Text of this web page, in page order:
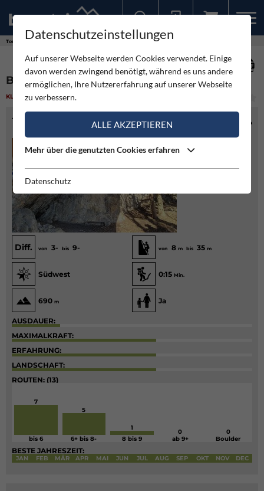
Touren
BRANDLOCH - HOHE WAND
KLETTERGARTEN
TOURENINFO
Diff. von 3- bis 9- von 8 m bis 35 m
Südwest 0:15 Min.
690 m Ja
AUSDAUER:
MAXIMALKRAFT:
ERFAHRUNG:
LANDSCHAFT:
ROUTEN: (13)
7
bis 6
5
6+ bis 8-
1
8 bis 9
0
ab 9+
0
Boulder
BESTE JAHRESZEIT:
JAN FEB MÄR APR MAI JUN JUL AUG SEP OKT NOV DEC
Datenschutzeinstellungen
Auf unserer Webseite werden Cookies verwendet. Einige
davon werden zwingend benötigt, während es uns andere
ermöglichen, Ihre Nutzererfahrung auf unserer Webseite
zu verbessern.
ALLE AKZEPTIEREN
Mehr über die genutzten Cookies erfahren
Datenschutz